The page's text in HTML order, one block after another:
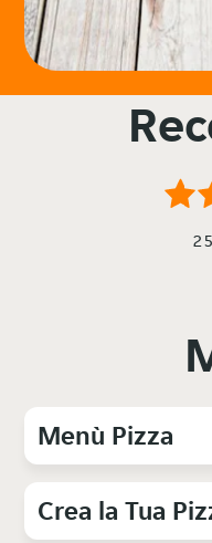
Menù Pizza
Crea la Tua